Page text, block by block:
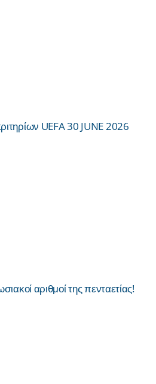
UEFA 30 JUNE 2026
αριθμοί της πενταετίας!